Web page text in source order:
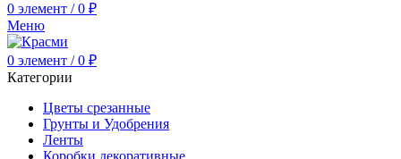
0 элемент / 0 ₽
Меню
0 элемент / 0 ₽
Категории
Цветы срезанные
Грунты и Удобрения
Ленты
Коробки декоративные